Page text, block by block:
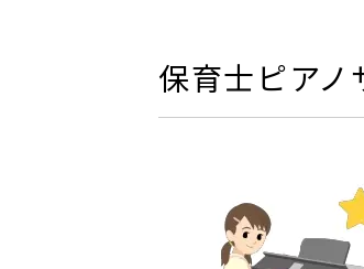
保育士ピア